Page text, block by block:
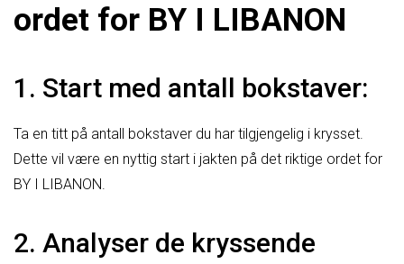
ordet for BY I LIBANON
1. Start med antall bokstaver:
Ta en titt på antall bokstaver du har tilgjengelig i krysset.
Dette vil være en nyttig start i jakten på det riktige ordet for
BY I LIBANON.
2. Analyser de kryssende